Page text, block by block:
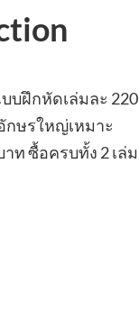
บฝึกหัดเล่มละ 220
กษรใหญ่เหมาะ
ท ซื้อครบทั้ง 2 เล่ม